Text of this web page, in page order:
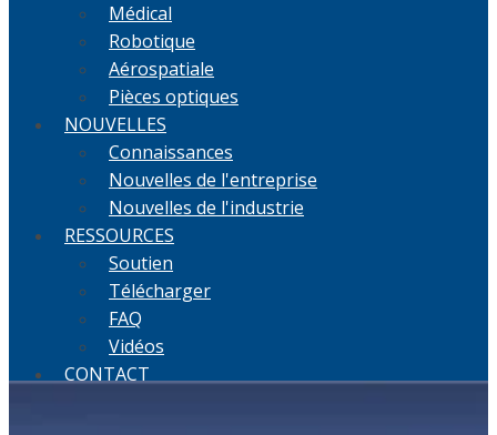
Médical
Robotique
Aérospatiale
Pièces optiques
NOUVELLES
Connaissances
Nouvelles de l'entreprise
Nouvelles de l'industrie
RESSOURCES
Soutien
Télécharger
FAQ
Vidéos
CONTACT